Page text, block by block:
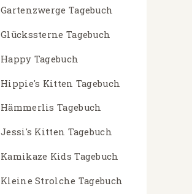
Gartenzwerge Tagebuch
Glückssterne Tagebuch
Happy Tagebuch
Hippie's Kitten Tagebuch
Hämmerlis Tagebuch
Jessi's Kitten Tagebuch
Kamikaze Kids Tagebuch
Kleine Strolche Tagebuch